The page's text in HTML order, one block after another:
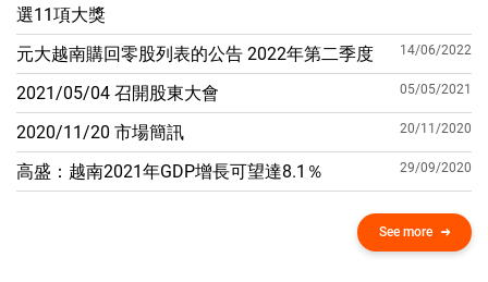
選11項大獎
元大越南購回零股列表的公告 2022年第二季度 14/06/2022
2021/05/04 召開股東大會 05/05/2021
2020/11/20 市場簡訊 20/11/2020
高盛：越南2021年GDP增​​長可望達8.1％ 29/09/2020
See more